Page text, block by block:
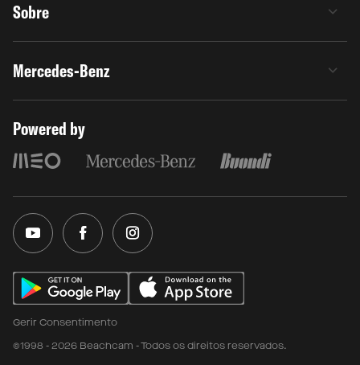
Sobre
Mercedes-Benz
Powered by
Gerir Consentimento
©1998 - 2026 Beachcam - Todos os direitos reservados.